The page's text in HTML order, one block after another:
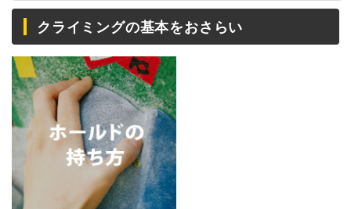
クライミングの基本をおさらい